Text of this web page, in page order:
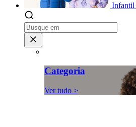
Infantil
Categoria
Ver tudo >